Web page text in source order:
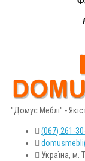
"Домус Меблі" -
(067) 261-
Україна, м.